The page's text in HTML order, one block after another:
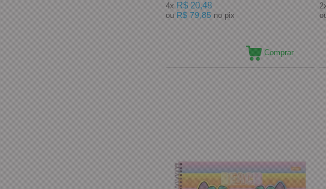
4x R$ 20,48
ou R$ 79,85 no pix
Comprar